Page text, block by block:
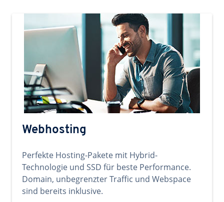
Webhosting
Perfekte Hosting-Pakete mit Hybrid-
Technologie und SSD für beste Performance.
Domain, unbegrenzter Traffic und Webspace
sind bereits inklusive.